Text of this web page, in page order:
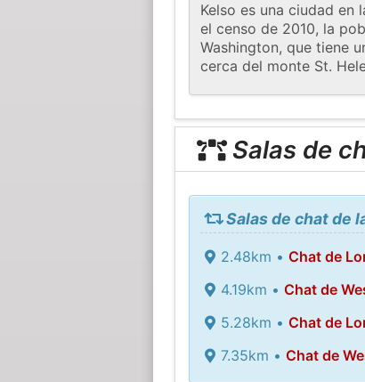
Kelso es una ciudad en
el censo de 2010, la
Washington, que tiene
cerca del monte St.
Salas de
Salas de chat de
2.48km • Chat de
4.19km • Chat de
5.28km • Chat de
7.35km • Chat de